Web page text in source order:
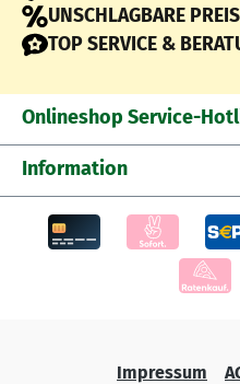
UNSCHLAGBARE
TOP SERVICE &
Onlineshop Service-
Information
Impressum